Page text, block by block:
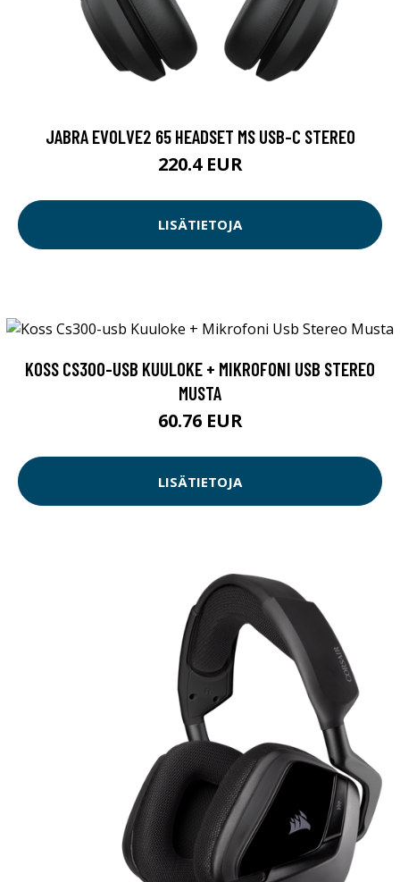
JABRA EVOLVE2 65 HEADSET MS USB-C STEREO
220.4 EUR
LISÄTIETOJA
KOSS CS300-USB KUULOKE + MIKROFONI USB STEREO
MUSTA
60.76 EUR
LISÄTIETOJA